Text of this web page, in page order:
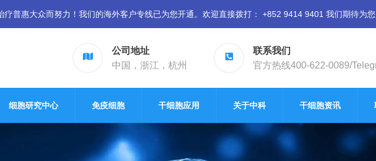
普惠大众而努力！我们的海外客户专线已为您开通。欢迎直接拨打： +852 9414 9401 我们期待为您
公司地址
中国，浙江，杭州
联系我们
官方热线400-622-0089/
细胞研究中心 免疫细胞 干细胞应用 关于中科 干细胞资讯